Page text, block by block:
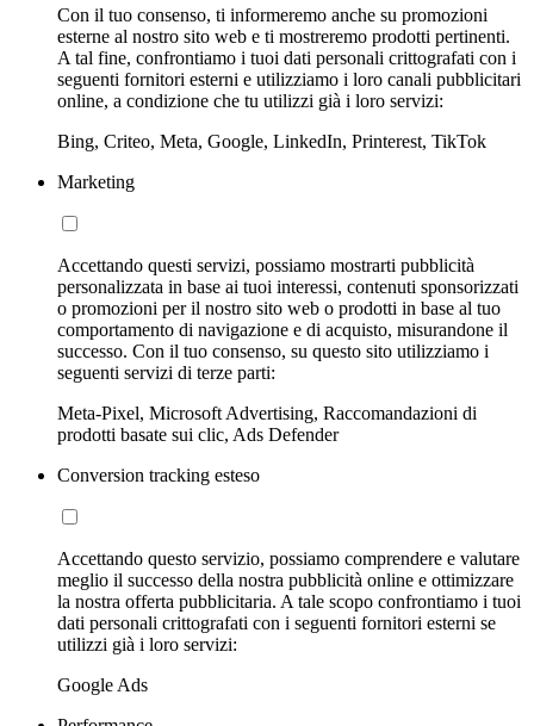
Con il tuo consenso, ti informeremo anche su promozioni
esterne al nostro sito web e ti mostreremo prodotti pertinenti.
A tal fine, confrontiamo i tuoi dati personali crittografati con i
seguenti fornitori esterni e utilizziamo i loro canali pubblicitari
online, a condizione che tu utilizzi già i loro servizi:
Bing, Criteo, Meta, Google, LinkedIn, Printerest, TikTok
Marketing
Accettando questi servizi, possiamo mostrarti pubblicità
personalizzata in base ai tuoi interessi, contenuti sponsorizzati
o promozioni per il nostro sito web o prodotti in base al tuo
comportamento di navigazione e di acquisto, misurandone il
successo. Con il tuo consenso, su questo sito utilizziamo i
seguenti servizi di terze parti:
Meta-Pixel, Microsoft Advertising, Raccomandazioni di
prodotti basate sui clic, Ads Defender
Conversion tracking esteso
Accettando questo servizio, possiamo comprendere e valutare
meglio il successo della nostra pubblicità online e ottimizzare
la nostra offerta pubblicitaria. A tale scopo confrontiamo i tuoi
dati personali crittografati con i seguenti fornitori esterni se
utilizzi già i loro servizi:
Google Ads